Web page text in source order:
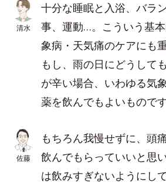
清水
十分な睡眠と入浴、バラ
事、運動…。こういう基
象病・天気痛のケアにも
もし、雨の日にどうして
が辛い場合、いわゆる気
薬を飲んでもよいもので
佐藤
もちろん我慢せずに、頭
飲んでもらっていいと思
は飲みすぎないようにし